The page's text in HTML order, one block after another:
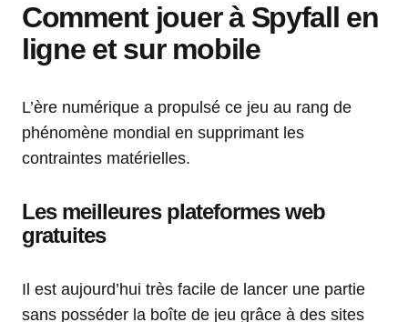
Comment jouer à Spyfall en
ligne et sur mobile
L’ère numérique a propulsé ce jeu au rang de
phénomène mondial en supprimant les
contraintes matérielles.
Les meilleures plateformes web
gratuites
Il est aujourd’hui très facile de lancer une partie
sans posséder la boîte de jeu grâce à des sites